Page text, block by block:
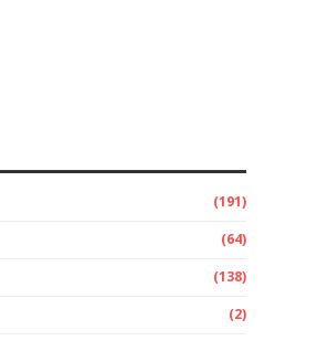
(191)
(64)
(138)
(2)